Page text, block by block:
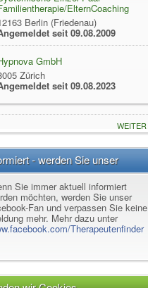
Stefanie Frank
Heilpraktikerin für Psychotherapie,
Gschwend
Diplom-Biologin Christiane Hahner
Heilpraktikerin für Psychotherapie,
Frankfurt am Main
Diplom-Biologin Christiane
Hahner
Heilpraktikerin für Psychotherapie,
Frankfurt am Main
Helke Wieners
Heilpraktikerin für Psychotherapie |
Sy, Wuppertal
Ute Psarras
ElternCoaching
Berlin (Friedenau)
seit 09.08.2009
GmbH
Zürich
seit 09.08.2023
Leinfelden-Echterdingen
seit 09.08.2024
Praxis TZG
Berlin (Friedenau)
seit 09.08.2025
Mensch
Remseck am Neckar
WEITER
- werden Sie unser
Sie immer aktuell informiert
möchten, werden Sie unser
Fan und verpassen Sie keine
mehr. Mehr dazu unter
Therapeutenfinder